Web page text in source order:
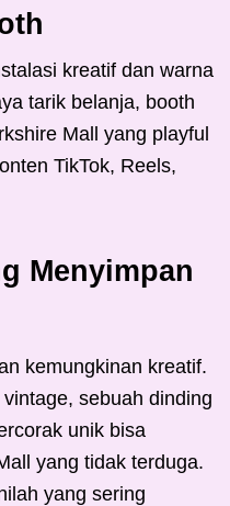
kreatif dan warna
tarik belanja, booth
Mall yang playful
TikTok, Reels,
Menyimpan
kemungkinan kreatif.
sebuah dinding
unik bisa
yang tidak terduga.
yang sering